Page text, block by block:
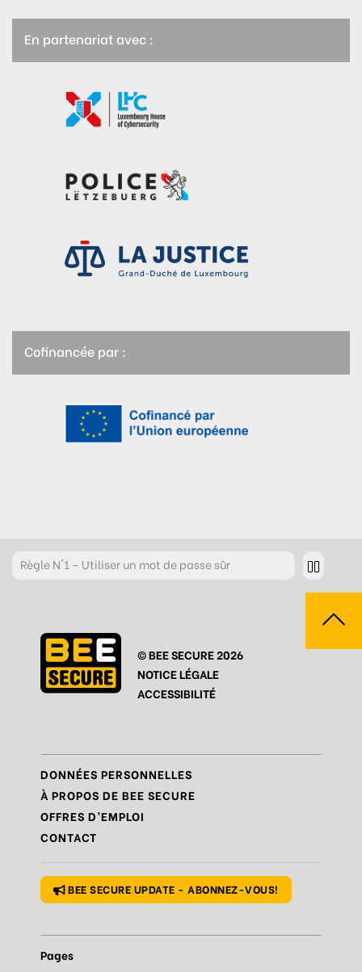
En partenariat avec :
Cofinancée par :
RègleN°1 – Utiliser un mot de passe sûr
RègleN°3 – Réfléchir à ce que l’on publie
RègleN°4 – Respecter les autres
RègleN°5 – Se protéger du piratage
RègleN°7 – Réagir et signaler
Règle N°8 – Protéger sa vie privée
RègleN°9 – Savoir s’accorder une pause
© BEE SECURE 2026
NOTICE LÉGALE
ACCESSIBILITÉ
DONNÉES PERSONNELLES
À PROPOS DE BEE SECURE
OFFRES D’EMPLOI
CONTACT
BEE SECURE UPDATE - ABONNEZ-VOUS!
Pages